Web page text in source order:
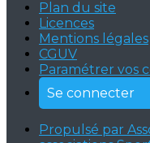
Plan du site
Licences
Mentions légales
CGUV
Paramétrer vos
Se connecter
Propulsé par